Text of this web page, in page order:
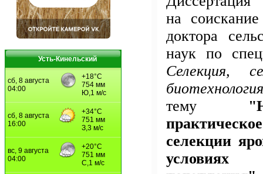
Усть-Кинельский
на
доктора
наук по
Селекция,
тему
селекции
условиях